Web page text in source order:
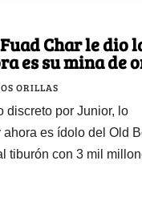
Char le dio
es su mina de
ORILLAS
discreto por Junior, lo
es ídolo del Old
tiburón con 3 mil